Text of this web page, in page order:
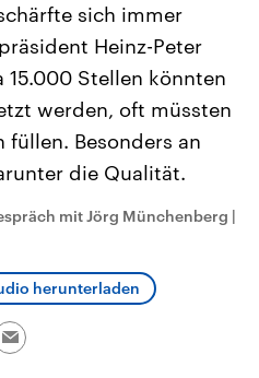
aus
Aktuelle Beiträge,
Hintergründe
Wirtschaftlich und
gehören die Vereinigten
den mächtigsten Ländern
mit großem Einfluss auf
Podcasts
sich immer
Heinz-Peter
15.000 Stellen könnten
werden, oft müssten
füllen. Besonders an
die Qualität.
mit Jörg Münchenberg |
herunterladen
Email